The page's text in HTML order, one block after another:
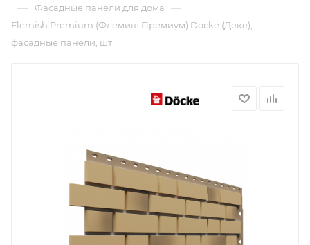
— Фасадные панели для дома —
Flemish Premium (Флемиш Премиум) Docke (Деке),
фасадные панели, шт